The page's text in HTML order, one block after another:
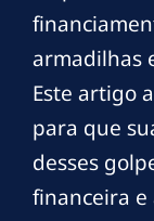
armadilhas
Este artigo
para que
desses
financeira e